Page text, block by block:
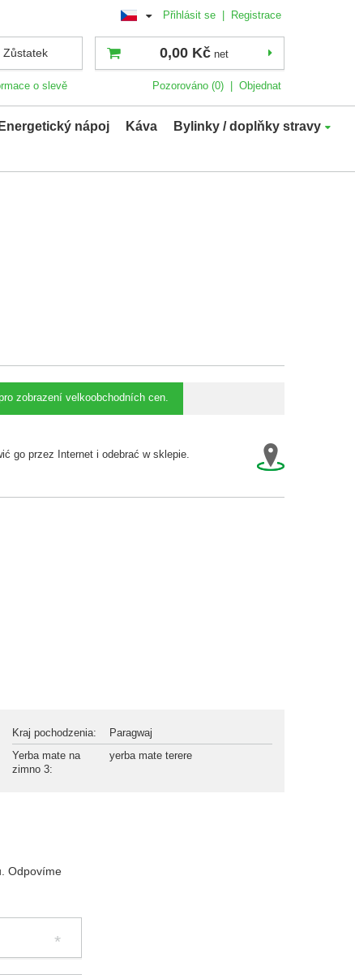
Přihlásit se | Registrace
Zůstatek
o slevě
0,00 Kč net
Pozorováno (0) Objednat
Energetický nápoj Káva
Bylinky / doplňky stravy
zobrazení velkoobchodních cen.
go przez Internet i odebrać w sklepie.
Kraj pochodzenia:
Paragwaj
Yerba mate na
zimno 3:
yerba mate terere
Odpovíme